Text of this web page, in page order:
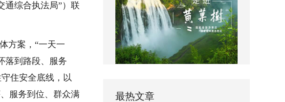
通综合执法局”）联
方案，“一天一
落到路段、服务
住安全底线，以
服务到位、群众满
最热文章